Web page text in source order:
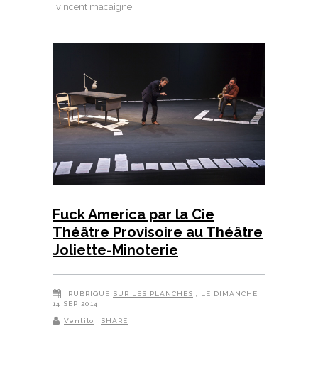
vincent macaigne
Fuck America par la Cie
Théâtre Provisoire au Théâtre
Joliette-Minoterie
RUBRIQUE SUR LES PLANCHES
, LE DIMANCHE
14 SEP 2014
Ventilo SHARE